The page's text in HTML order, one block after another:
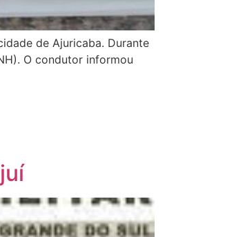
de Ajuricaba. Durante
O condutor informou